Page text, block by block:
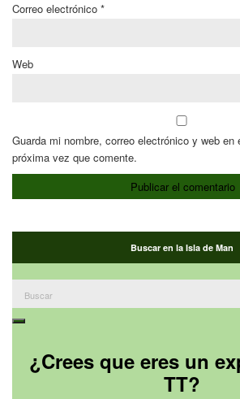
Correo electrónico *
Web
Guarda mi nombre, correo electrónico y web en
próxima vez que comente.
Buscar en la Isla de Man
Buscar
¿Crees que eres un
TT?